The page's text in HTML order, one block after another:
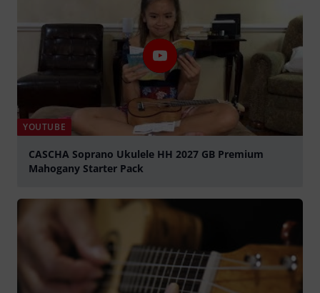
YOUTUBE
CASCHA Soprano Ukulele HH 2027 GB Premium
Mahogany Starter Pack